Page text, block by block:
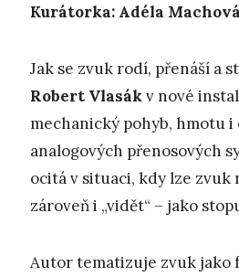
Kurátorka: Adéla Machová
Jak se zvuk rodí, přenáší a
Robert Vlasákv nové
mechanický pohyb, hmotu i
analogových přenosových
ocitá v situaci, kdy lze zvuk
zároveň i „vidět“ – jako
Autor tematizuje zvuk jako